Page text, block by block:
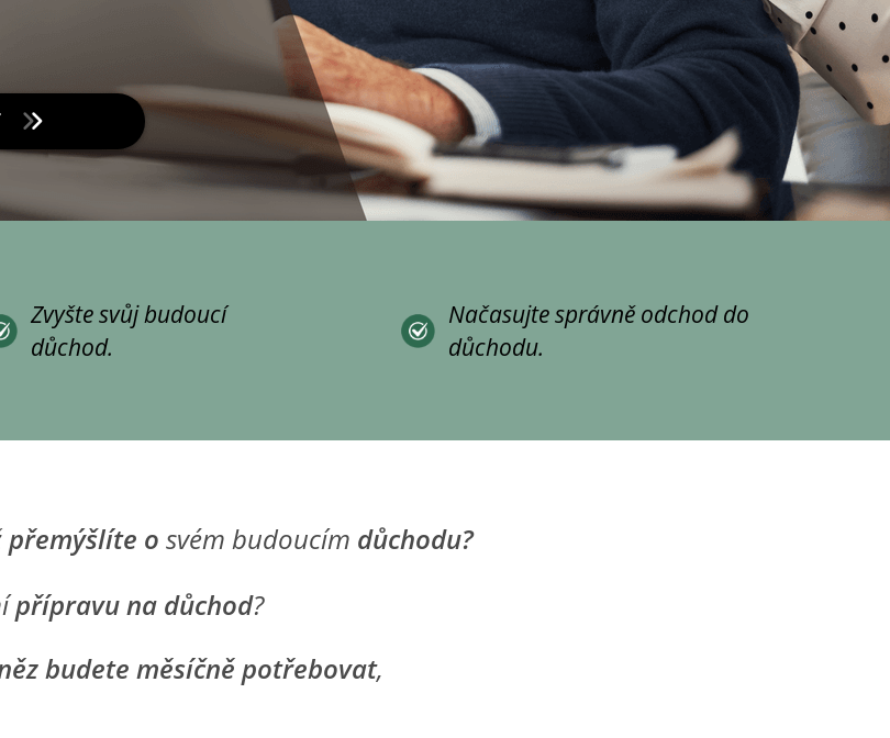
Zvyšte svůj budoucí
důchod.
Načasujte správně odchod do
důchodu.
přemýšlíte o svém budoucím důchodu?
přípravu na důchod?
budete měsíčně potřebovat,